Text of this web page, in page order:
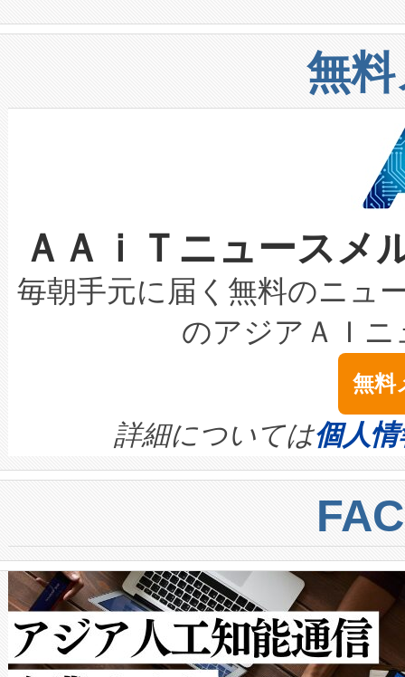
構造化トレーニングカリキュ
上げおよび商用化段階におけ
設備整備および立ち上げ調整
加組織は、Enzeneのバイオ
選定された製品について、自
取得できる可能性もあります
設には、3億～4億ドルかか
最高経営責任者（CEO）であ
す。「当社のfully-connected
ームを利用すれば、6,000万
きます。この効率性は、フェ
安全性を追跡し、確保する事
増加しているデータセンター
る電力網に大きな負担をかけ
事業者の負担軽減という課題
系統連系を迅速にし、ピーク
限を超えて利用可能な電力容
持できるよう貢献します。こ
ービスレベル契約（SLA）違
テリー性能の劣化によるダウ
念は、現在データセンターが
ます。 Voltaiq provides a
quality and reliability for AI
BESS stack to ensure battery
centers. Voltaiqは、ai&のAI
からシステム統合、試運転、
クルの各段階のデータを監視
[…]
や穀物倉庫におけるバルク材
リューション「Avia 2」を発
したAvia 2は、1,000メート
狭視野のFOVを切り替えるこ
ケーブル、枝などの細かな対
なレーザースポットにより、
な環境下でも豊かなディテー
キロメートル範囲を検出
LiDAR for Inspections,
は1535 nmレーザーを搭載。
イズの小径化を実現すること
す。ノーマルモードでは、
ートル先まで検出でき、これ
トに対して約600メートルに
では、反射率10％のターゲッ
で向上し、最大検知距離は
ットだけで最大1キロメート
ルの変電所周囲を監視でき、
無
ＡＡｉＴニュース
毎朝手元に届く無料のニュ
のアジアＡＩ
無料
詳細については個人